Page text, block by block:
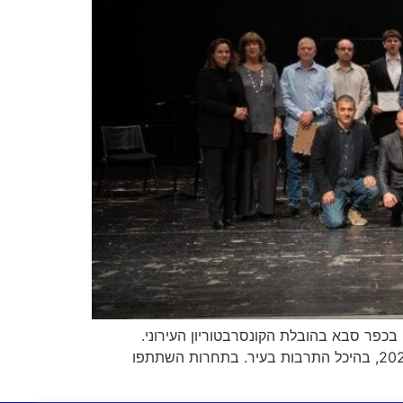
סבא בהובלת הקונסרבטוריון העירוני.
התחרות, שנחשבת לאחת המרכזיות והיוקרתיות בתחום, הסתיימה בקונצרט גמר חגיגי שנערך ביום חמישי, 29 בינואר 2026, בהיכל התרבות בעיר. בתחרות השתתפו